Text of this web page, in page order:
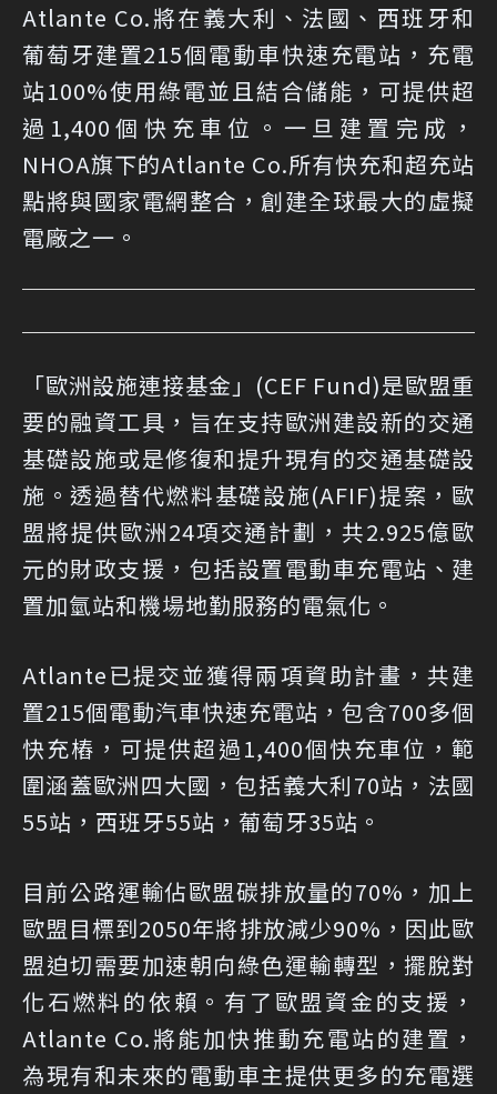
Atlante Co.將在義大利、法國、西班牙和
葡萄牙建置215個電動車快速充電站，充電
站100%使用綠電並且結合儲能，可提供超
過1,400個快充車位。一旦建置完成，
NHOA旗下的Atlante Co.所有快充和超充站
點將與國家電網整合，創建全球最大的虛擬
電廠之一。
「歐洲設施連接基金」(CEF Fund)是歐盟重
要的融資工具，旨在支持歐洲建設新的交通
基礎設施或是修復和提升現有的交通基礎設
施。透過替代燃料基礎設施(AFIF)提案，歐
盟將提供歐洲24項交通計劃，共2.925億歐
元的財政支援，包括設置電動車充電站、建
置加氫站和機場地勤服務的電氣化。
Atlante已提交並獲得兩項資助計畫，共建
置215個電動汽車快速充電站，包含700多個
快充樁，可提供超過1,400個快充車位，範
圍涵蓋歐洲四大國，包括義大利70站，法國
55站，西班牙55站，葡萄牙35站。
目前公路運輸佔歐盟碳排放量的70%，加上
歐盟目標到2050年將排放減少90%，因此歐
盟迫切需要加速朝向綠色運輸轉型，擺脫對
化石燃料的依賴。有了歐盟資金的支援，
Atlante Co.將能加快推動充電站的建置，
為現有和未來的電動車主提供更多的充電選